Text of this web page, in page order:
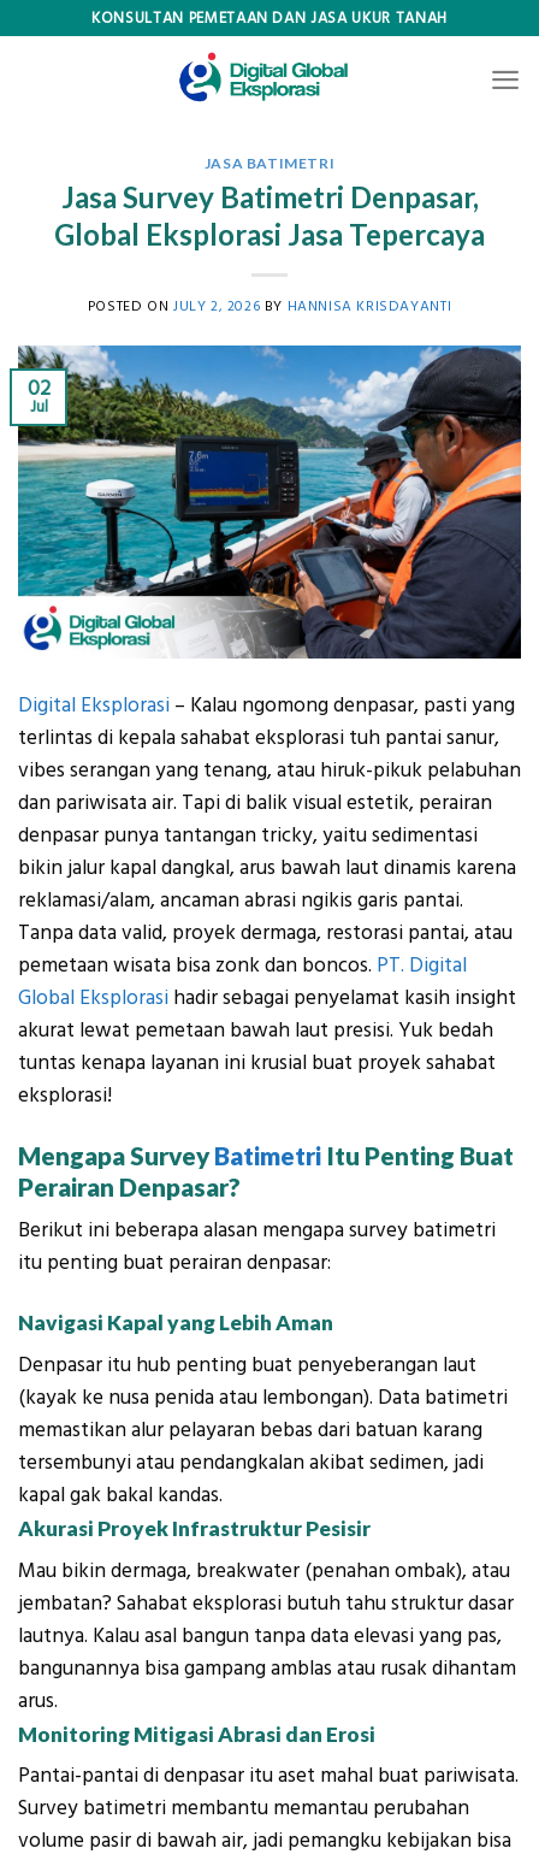
KONSULTAN PEMETAAN DAN JASA UKUR TANAH
JASA BATIMETRI
Jasa Survey Batimetri Denpasar,
Global Eksplorasi Jasa Tepercaya
POSTED ON JULY 2, 2026 BY HANNISA KRISDAYANTI
02
Jul
Digital Eksplorasi – Kalau ngomong denpasar, pasti yang
terlintas di kepala sahabat eksplorasi tuh pantai sanur,
vibes serangan yang tenang, atau hiruk-pikuk pelabuhan
dan pariwisata air. Tapi di balik visual estetik, perairan
denpasar punya tantangan tricky, yaitu sedimentasi
bikin jalur kapal dangkal, arus bawah laut dinamis karena
reklamasi/alam, ancaman abrasi ngikis garis pantai.
Tanpa data valid, proyek dermaga, restorasi pantai, atau
pemetaan wisata bisa zonk dan boncos. PT. Digital
Global Eksplorasi hadir sebagai penyelamat kasih insight
akurat lewat pemetaan bawah laut presisi. Yuk bedah
tuntas kenapa layanan ini krusial buat proyek sahabat
eksplorasi!
Mengapa SurveyBatimetri Itu Penting Buat
Perairan Denpasar?
Berikut ini beberapa alasan mengapa survey batimetri
itu penting buat perairan denpasar:
Navigasi Kapal yang Lebih Aman
Denpasar itu hub penting buat penyeberangan laut
(kayak ke nusa penida atau lembongan). Data batimetri
memastikan alur pelayaran bebas dari batuan karang
tersembunyi atau pendangkalan akibat sedimen, jadi
kapal gak bakal kandas.
Akurasi Proyek Infrastruktur Pesisir
Mau bikin dermaga, breakwater (penahan ombak), atau
jembatan? Sahabat eksplorasi butuh tahu struktur dasar
lautnya. Kalau asal bangun tanpa data elevasi yang pas,
bangunannya bisa gampang amblas atau rusak dihantam
arus.
Monitoring Mitigasi Abrasi dan Erosi
Pantai-pantai di denpasar itu aset mahal buat pariwisata.
Survey batimetri membantu memantau perubahan
volume pasir di bawah air, jadi pemangku kebijakan bisa